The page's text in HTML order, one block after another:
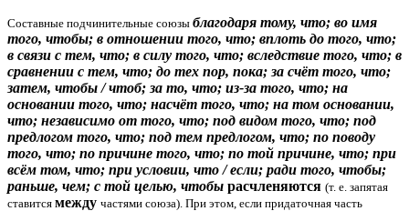
Составные подчинительные союзы благодаря тому, что; во имя
того, чтобы; в отношении того, что; вплоть до того, что;
в связи с тем, что; в силу того, что; вследствие того, что; в
сравнении с тем, что; до тех пор, пока; за счёт того, что;
затем, чтобы / чтоб; за то, что; из-за того, что; на
основании того, что; насчёт того, что; на том основании,
что; независимо от того, что; под видом того, что; под
предлогом того, что; под тем предлогом, что; по поводу
того, что; по причине того, что; по той причине, что; при
всём том, что; при условии, что / если; ради того, чтобы;
раньше, чем; с той целью, чтобы расчленяются (т. е. запятая
ставится между частями союза). При этом, если придаточная часть